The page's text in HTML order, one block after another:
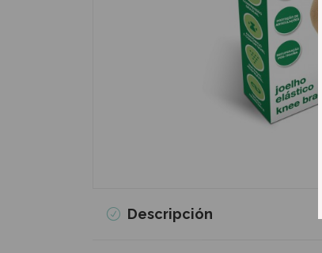
Descripción